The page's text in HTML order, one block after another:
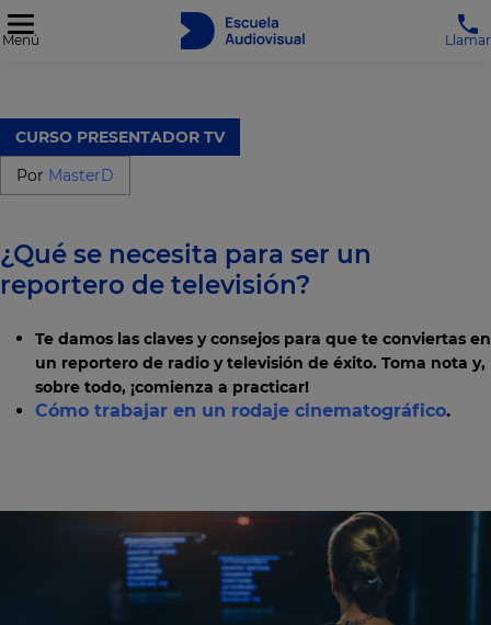
Menú Llamar
CURSO PRESENTADOR TV
Por MasterD
¿Qué se necesita para ser un
reportero de televisión?
Te damos las claves y consejos para que te conviertas en
un reportero de radio y televisión de éxito. Toma nota y,
sobre todo, ¡comienza a practicar!
Cómo trabajar en un rodaje cinematográfico.